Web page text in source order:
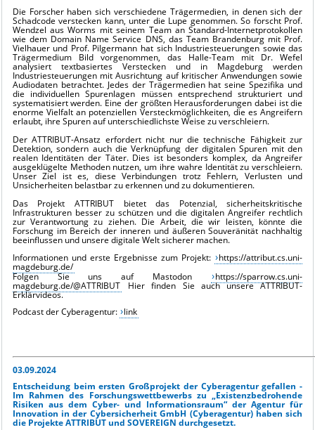
Die Forscher haben sich verschiedene Trägermedien, in denen sich der
Schadcode verstecken kann, unter die Lupe genommen. So forscht Prof.
Wendzel aus Worms mit seinem Team an Standard-Internetprotokollen
wie dem Domain Name Service DNS, das Team Brandenburg mit Prof.
Vielhauer und Prof. Pilgermann hat sich Industriesteuerungen sowie das
Trägermedium Bild vorgenommen, das Halle-Team mit Dr. Wefel
analysiert textbasiertes Verstecken und in Magdeburg werden
Industriesteuerungen mit Ausrichtung auf kritischer Anwendungen sowie
Audiodaten betrachtet. Jedes der Trägermedien hat seine Spezifika und
die individuellen Spurenlagen müssen entsprechend strukturiert und
systematisiert werden. Eine der größten Herausforderungen dabei ist die
enorme Vielfalt an potenziellen Versteckmöglichkeiten, die es Angreifern
erlaubt, ihre Spuren auf unterschiedlichste Weise zu verschleiern.
Der ATTRIBUT-Ansatz erfordert nicht nur die technische Fähigkeit zur
Detektion, sondern auch die Verknüpfung der digitalen Spuren mit den
realen Identitäten der Täter. Dies ist besonders komplex, da Angreifer
ausgeklügelte Methoden nutzen, um ihre wahre Identität zu verschleiern.
Unser Ziel ist es, diese Verbindungen trotz Fehlern, Verlusten und
Unsicherheiten belastbar zu erkennen und zu dokumentieren.
Das Projekt ATTRIBUT bietet das Potenzial, sicherheitskritische
Infrastrukturen besser zu schützen und die digitalen Angreifer rechtlich
zur Verantwortung zu ziehen. Die Arbeit, die wir leisten, könnte die
Forschung im Bereich der inneren und äußeren Souveränität nachhaltig
beeinflussen und unsere digitale Welt sicherer machen.
Informationen und erste Ergebnisse zum Projekt:
https://attribut.cs.uni-
magdeburg.de/
Folgen Sie uns auf Mastodon
https://sparrow.cs.uni-
magdeburg.de/@ATTRIBUT Hier finden Sie auch unsere ATTRIBUT-
Erklärvideos.
Podcast der Cyberagentur: link
03.09.2024
Entscheidung beim ersten Großprojekt der Cyberagentur gefallen -
Im Rahmen des Forschungswettbewerbs zu „Existenzbedrohende
Risiken aus dem Cyber- und Informationsraum“ der Agentur für
Innovation in der Cybersicherheit GmbH (Cyberagentur) haben sich
die Projekte ATTRIBUT und SOVEREIGN durchgesetzt.